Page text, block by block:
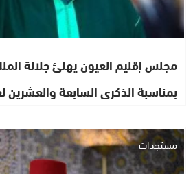
مجلس إقليم العيون يهنئ جلالة
بمناسبة الذكرى السابعة والعشرين
مستجدات